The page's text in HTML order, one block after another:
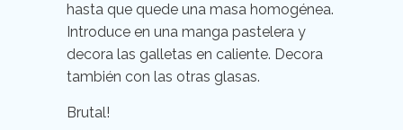
hasta que quede una masa homogénea.
Introduce en una manga pastelera y
decora las galletas en caliente. Decora
también con las otras glasas.
Brutal!